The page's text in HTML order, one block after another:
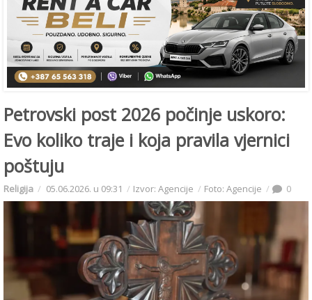
Petrovski post 2026 počinje uskoro:
Evo koliko traje i koja pravila vjernici
poštuju
Religija 05.06.2026. u 09:31 Izvor: Agencije Foto: Agencije 0